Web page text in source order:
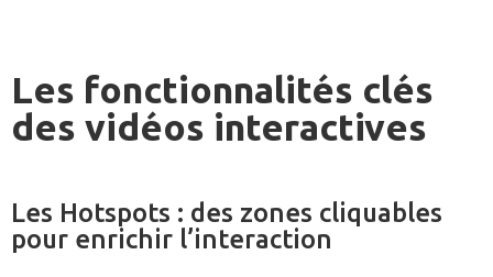
Les fonctionnalités clés
des vidéos interactives
Les Hotspots : des zones cliquables
pour enrichir l’interaction